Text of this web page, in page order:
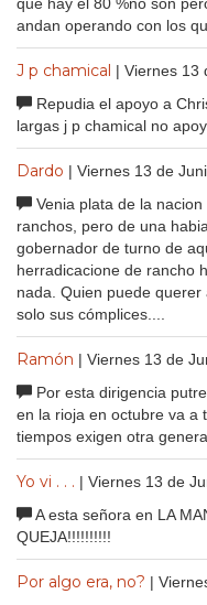
andan operando con los
J p chamical | Viernes 13
Repudia el apoyo a
largas j p chamical no
Dardo | Viernes 13 de
Venia plata de la
ranchos, pero de una
gobernador de turno de
herradicacione de rancho
nada. Quien puede
solo sus cómplices....
Ramón | Viernes 13 de
Por esta dirigencia
en la rioja en octubre va a
tiempos exigen otra
Yo vi . . . | Viernes 13 de
A esta señora en LA
QUEJA!!!!!!!!!!
Por algo era, no? |